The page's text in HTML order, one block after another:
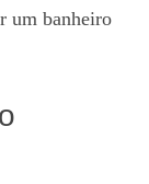
um banheiro